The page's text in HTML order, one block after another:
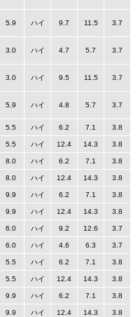
5.9 ハイ 9.7 11.5 3.7
3.0 ハイ 4.7 5.7 3.7
3.0 ハイ 9.5 11.5 3.7
5.9 ハイ 4.8 5.7 3.7
5.5 ハイ 6.2 7.1 3.8
5.5 ハイ 12.4 14.3 3.8
8.0 ハイ 6.2 7.1 3.8
8.0 ハイ 12.4 14.3 3.8
9.9 ハイ 6.2 7.1 3.8
9.9 ハイ 12.4 14.3 3.8
6.0 ハイ 9.2 12.6 3.7
6.0 ハイ 4.6 6.3 3.7
5.5 ハイ 6.2 7.1 3.8
5.5 ハイ 12.4 14.3 3.8
9.9 ハイ 6.2 7.1 3.8
9.9 ハイ 12.4 14.3 3.8